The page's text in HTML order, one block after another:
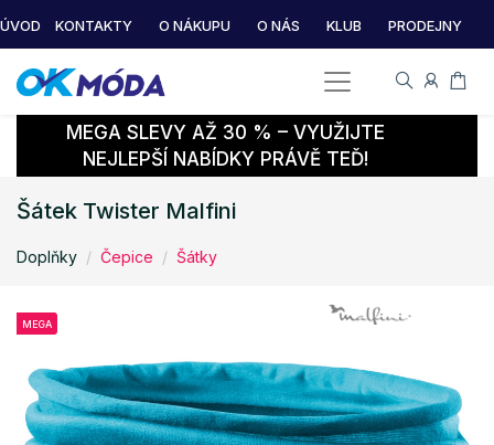
ÚVOD KONTAKTY O NÁKUPU O NÁS KLUB PRODEJNY
MEGA SLEVY AŽ 30 % – VYUŽIJTE
NEJLEPŠÍ NABÍDKY PRÁVĚ TEĎ!
Šátek Twister Malfini
Doplňky Čepice Šátky
MEGA